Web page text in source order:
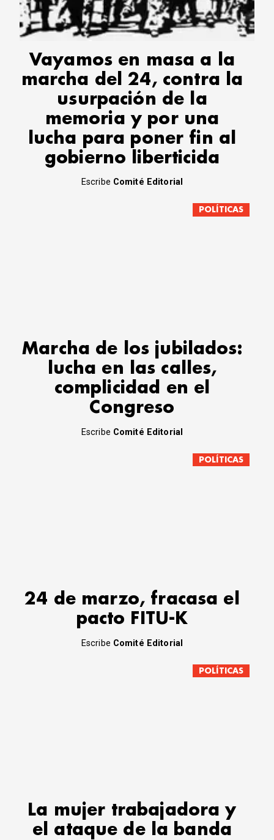
Vayamos en masa a la
marcha del 24, contra la
usurpación de la
memoria y por una
lucha para poner fin al
gobierno liberticida
Escribe Comité Editorial
POLÍTICAS
Marcha de los jubilados:
lucha en las calles,
complicidad en el
Congreso
Escribe Comité Editorial
POLÍTICAS
24 de marzo, fracasa el
pacto FITU-K
Escribe Comité Editorial
POLÍTICAS
La mujer trabajadora y
el ataque de la banda